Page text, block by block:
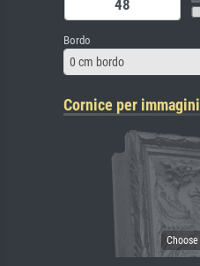
Bordo
0 cm bordo
Cornice per immagini